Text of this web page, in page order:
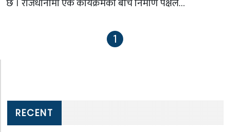
1
RECENT